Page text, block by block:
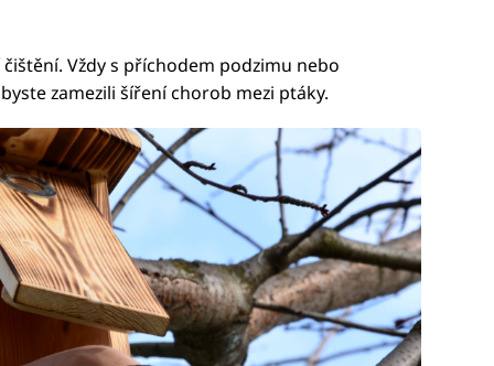
Vždy s příchodem podzimu nebo
zamezili šíření chorob mezi ptáky.